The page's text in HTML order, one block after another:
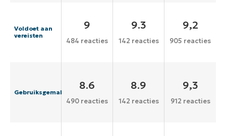
Voldoet aan
vereisten
9
484 reacties
9.3
142 reacties
9,2
905 reacties
Gebruiksgemak
8.6
490 reacties
8.9
142 reacties
9,3
912 reacties